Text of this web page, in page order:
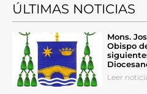
ÚLTIMAS NOTICIAS
Mons.
Obispo
Leer